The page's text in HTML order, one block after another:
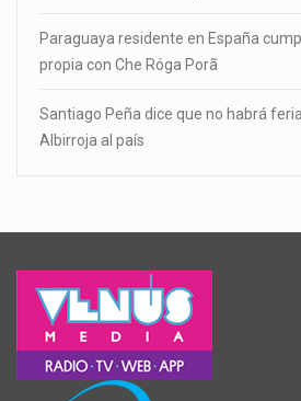
Paraguaya residente en España
propia con Che Róga Porã
Santiago Peña dice que no habrá
Albirroja al país